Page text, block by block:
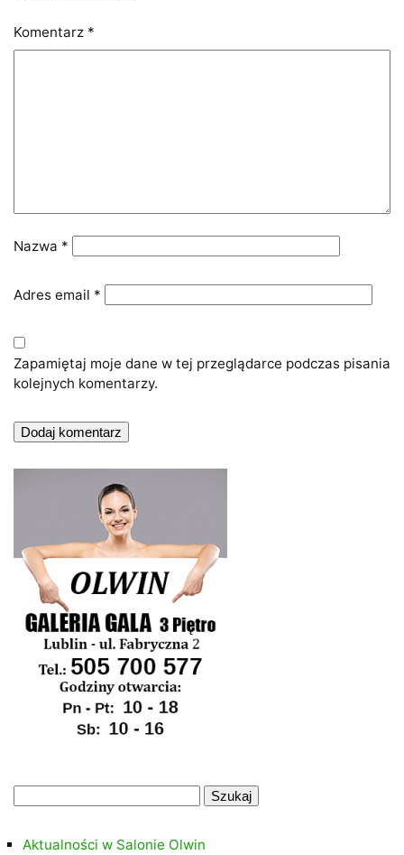
Komentarz *
Nazwa *
Adres email *
Zapamiętaj moje dane w tej przeglądarce podczas pisania
kolejnych komentarzy.
Aktualności w Salonie Olwin